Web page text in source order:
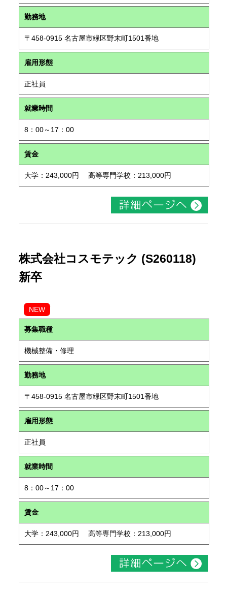
勤務地
〒458-0915 名古屋市緑区野末町1501番地
雇用形態
正社員
就業時間
8：00～17：00
賃金
大学：243,000円 高等専門学校：213,000円
株式会社コスモテック (S260118)
新卒
NEW
募集職種
機械整備・修理
勤務地
〒458-0915 名古屋市緑区野末町1501番地
雇用形態
正社員
就業時間
8：00～17：00
賃金
大学：243,000円 高等専門学校：213,000円